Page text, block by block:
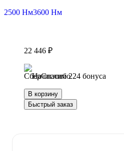
2500 Нм3600 Нм
22 446 ₽
Начислим 224 бонуса
В корзину
Быстрый заказ